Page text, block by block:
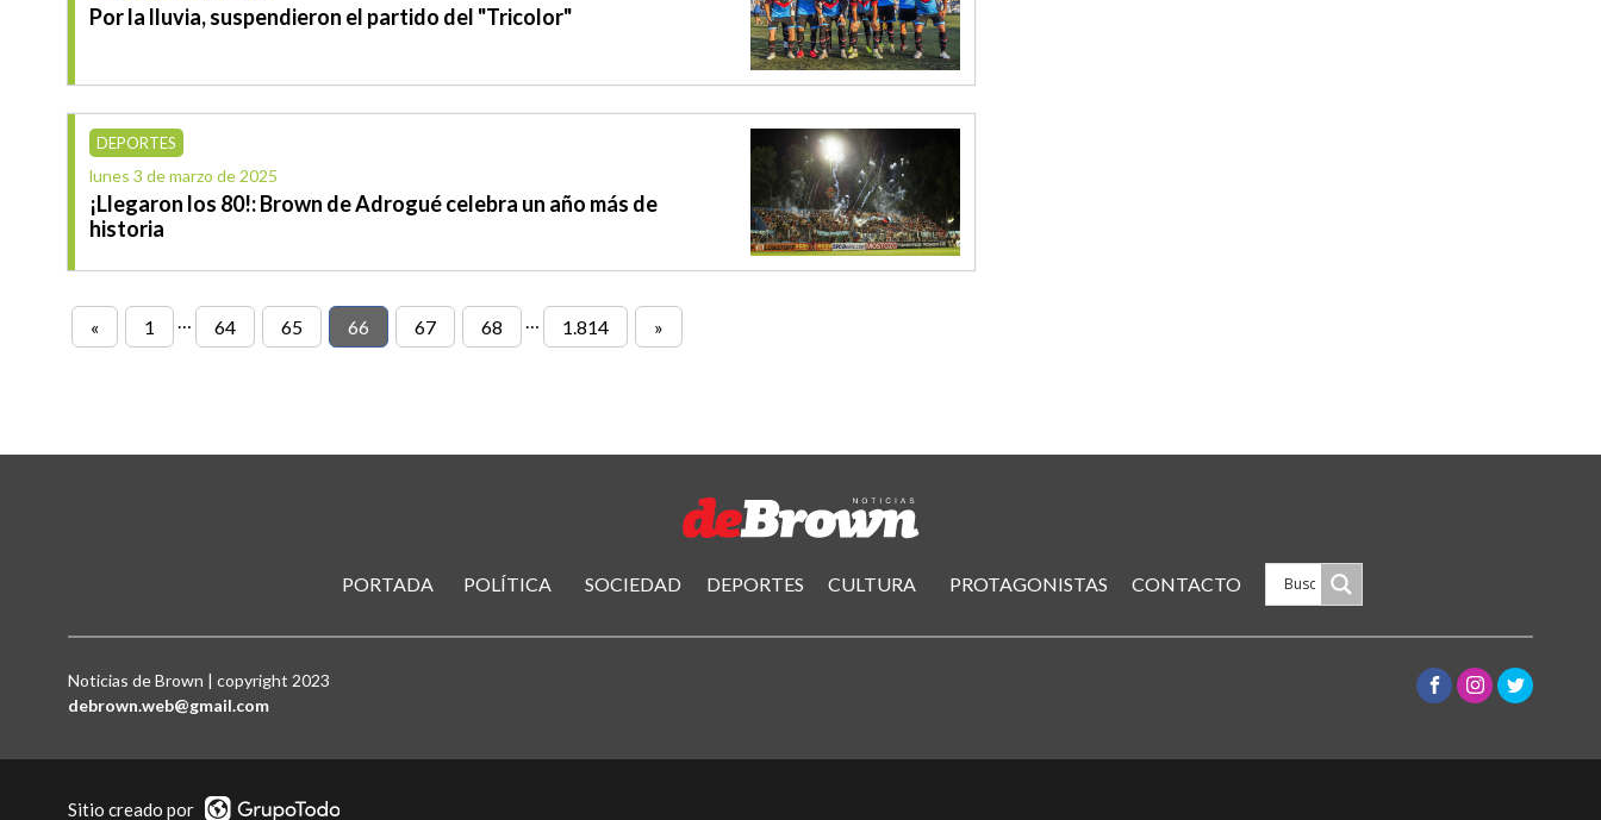
Por la lluvia, suspendieron el partido del "Tricolor"
DEPORTES
lunes 3 de marzo de 2025
¡Llegaron los 80!: Brown de Adrogué celebra un año más de
historia
« 1 … 64 65 66 67 68 … 1.814 »
PORTADA POLÍTICA SOCIEDAD DEPORTES CULTURA PROTAGONISTAS CONTACTO
Noticias de Brown | copyright 2023
debrown.web@gmail.com
Sitio creado por